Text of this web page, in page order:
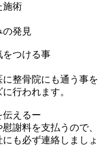
施術
の発見
つける事
整骨院にも通う事を
行われます。
伝えるー
謝料を支払うので、
も必ず連絡しましょ